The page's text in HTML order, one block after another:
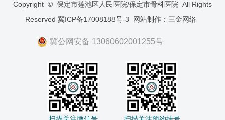
Copyright © 保定市莲池区人民医院/保定市骨科医院 All Rights
Reserved 冀ICP备17008188号-3 网站制作： 三金网络
冀公网安备 13060602001255号